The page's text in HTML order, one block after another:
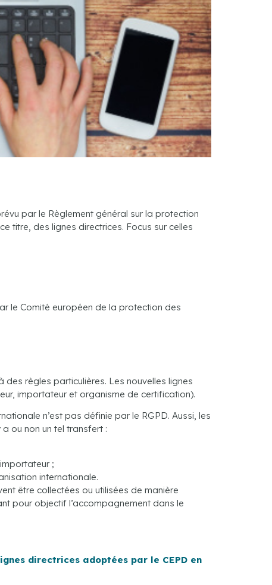
par le Règlement général sur la protection
titre, des lignes directrices. Focus sur celles
le Comité européen de la protection des
règles particulières. Les nouvelles lignes
importateur et organisme de certification).
n’est pas définie par le RGPD. Aussi, les
ou non un tel transfert :
;
internationale.
être collectées ou utilisées de manière
pour objectif l’accompagnement dans le
directrices adoptées par le CEPD en